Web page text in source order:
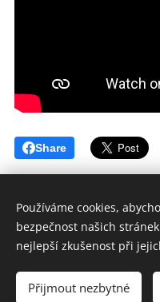
Share
JUDr. Jaroslav
Vytvořeno
Používáme cookies,
bezpečnost našich
nejlepší zkušenost při
Přijmout nezbytné